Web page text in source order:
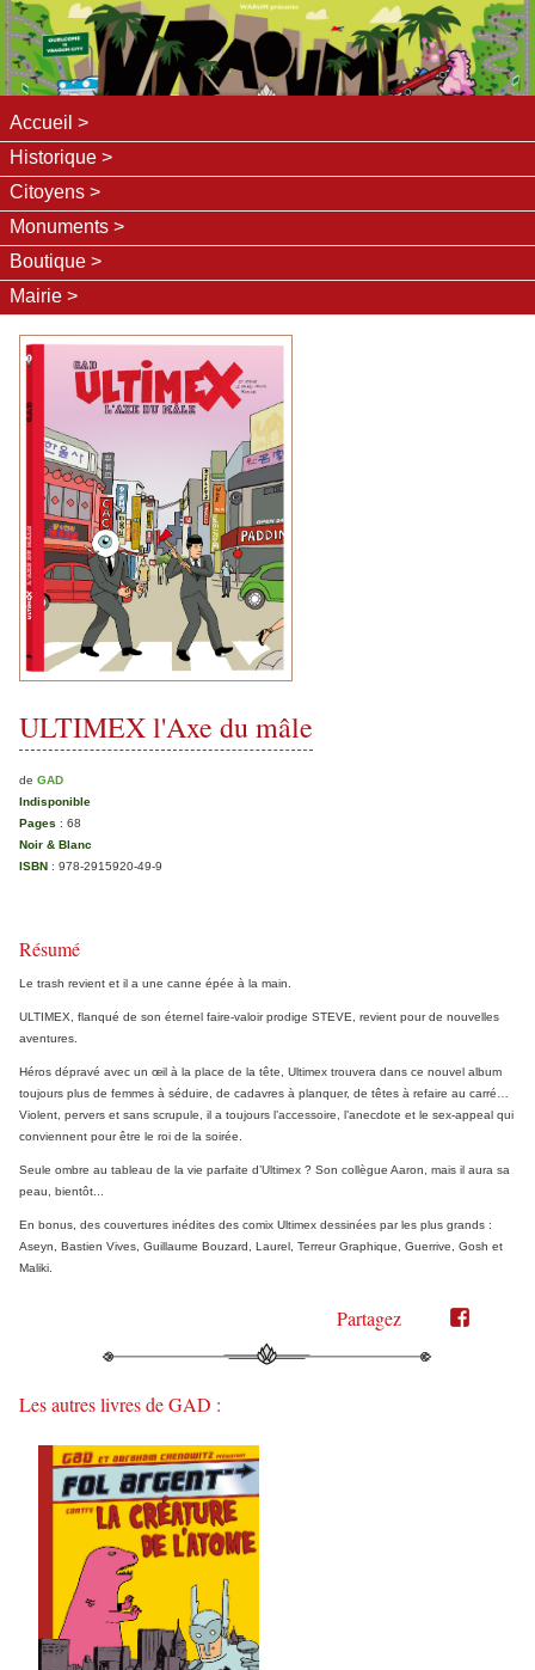
Accueil
Historique
Citoyens
Monuments
Boutique
Mairie
ULTIMEX l'Axe du mâle
de GAD
Indisponible
Pages : 68
Noir & Blanc
ISBN : 978-2915920-49-9
Résumé
Le trash revient et il a une canne épée à la main.
ULTIMEX, flanqué de son éternel faire-valoir prodige STEVE, revient pour de nouvelles
aventures.
Héros dépravé avec un œil à la place de la tête, Ultimex trouvera dans ce nouvel album
toujours plus de femmes à séduire, de cadavres à planquer, de têtes à refaire au carré…
Violent, pervers et sans scrupule, il a toujours l’accessoire, l’anecdote et le sex-appeal qui
conviennent pour être le roi de la soirée.
Seule ombre au tableau de la vie parfaite d’Ultimex ? Son collègue Aaron, mais il aura sa
peau, bientôt...
En bonus, des couvertures inédites des comix Ultimex dessinées par les plus grands :
Aseyn, Bastien Vives, Guillaume Bouzard, Laurel, Terreur Graphique, Guerrive, Gosh et
Maliki.
Partagez
Partager
Twitter"
Partager
Les autres livres de GAD :